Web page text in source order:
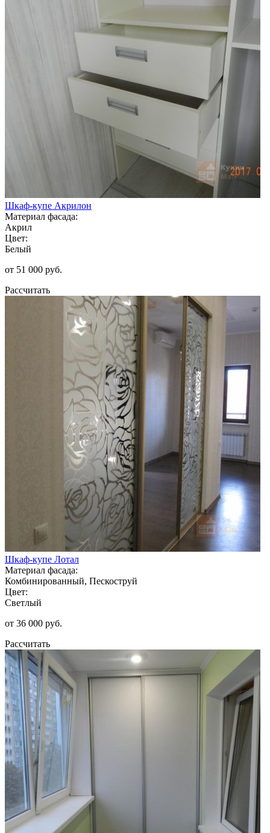
Шкаф-купе Акрилон
Материал фасада:
Акрил
Цвет:
Белый
от 51 000 руб.
Рассчитать
Шкаф-купе Лотал
Материал фасада:
Комбинированный, Пескоструй
Цвет:
Светлый
от 36 000 руб.
Рассчитать